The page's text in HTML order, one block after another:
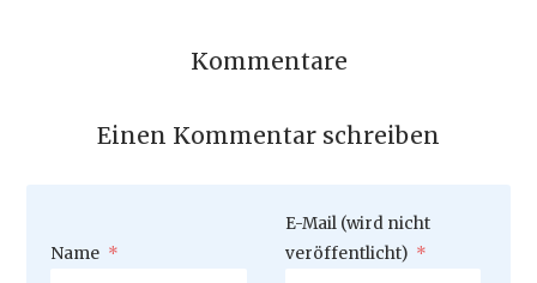
Kommentare
Einen Kommentar schreiben
Pflichtfeld
Name *
Pflichtfeld
E-Mail (wird nicht
veröffentlicht) *